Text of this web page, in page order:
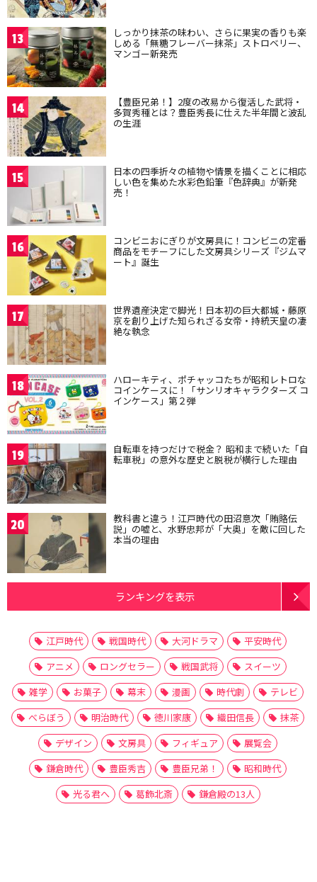
13 しっかり抹茶の味わい、さらに果実の香りも楽
しめる「無糖フレーバー抹茶」ストロベリー、
マンゴー新発売
14 【豊臣兄弟！】2度の改易から復活した武将・
多賀秀種とは？豊臣秀長に仕えた半年間と波乱
の生涯
15 日本の四季折々の植物や情景を描くことに相応
しい色を集めた水彩色鉛筆『色辞典』が新発
売！
16 コンビニおにぎりが文房具に！コンビニの定番
商品をモチーフにした文房具シリーズ『ジムマ
ート』誕生
17 世界遺産決定で脚光！日本初の巨大都城・藤原
京を創り上げた知られざる女帝・持統天皇の凄
絶な執念
18 ハローキティ、ポチャッコたちが昭和レトロな
コインケースに！「サンリオキャラクターズ コ
インケース」第２弾
19 自転車を持つだけで税金？ 昭和まで続いた「自
転車税」の意外な歴史と脱税が横行した理由
20 教科書と違う！江戸時代の田沼意次「賄賂伝
説」の嘘と、水野忠邦が「大奥」を敵に回した
本当の理由
ランキングを表示
江戸時代 戦国時代 大河ドラマ
平安時代
アニメ
ロングセラー 戦国武将
スイーツ
雑学
お菓子 幕末 漫画 時代劇
テレビ
べらぼう
明治時代 徳川家康 織田信長
抹茶
デザイン
文房具 フィギュア
展覧会
鎌倉時代
豊臣秀吉 豊臣兄弟！
昭和時代
光る君へ
葛飾北斎 鎌倉殿の13人